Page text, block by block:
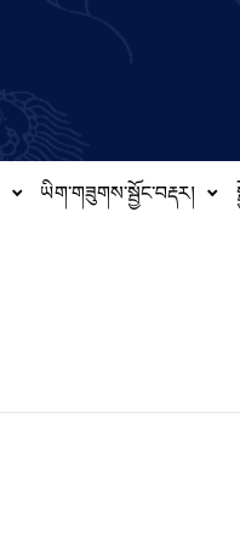
ཡིག་གཟུགས་སྦྱོང་བརྡར།